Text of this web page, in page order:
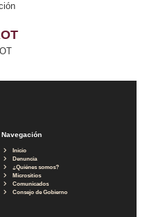
Navegación
Inicio
Denuncia
¿Quiénes somos?
Micrositios
Comunicados
Consejo de Gobierno